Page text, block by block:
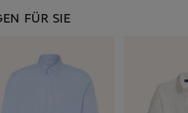
FÜR SIE